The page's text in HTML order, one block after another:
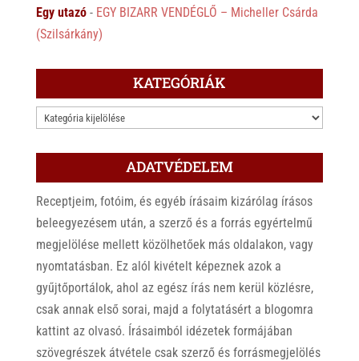
Egy utazó- EGY BIZARR VENDÉGLŐ – Micheller Csárda
(Szilsárkány)
KATEGÓRIÁK
KATEGÓRIÁK
ADATVÉDELEM
Receptjeim, fotóim, és egyéb írásaim kizárólag írásos
beleegyezésem után, a szerző és a forrás egyértelmű
megjelölése mellett közölhetőek más oldalakon, vagy
nyomtatásban. Ez alól kivételt képeznek azok a
gyűjtőportálok, ahol az egész írás nem kerül közlésre,
csak annak első sorai, majd a folytatásért a blogomra
kattint az olvasó. Írásaimból idézetek formájában
szövegrészek átvétele csak szerző és forrásmegjelölés